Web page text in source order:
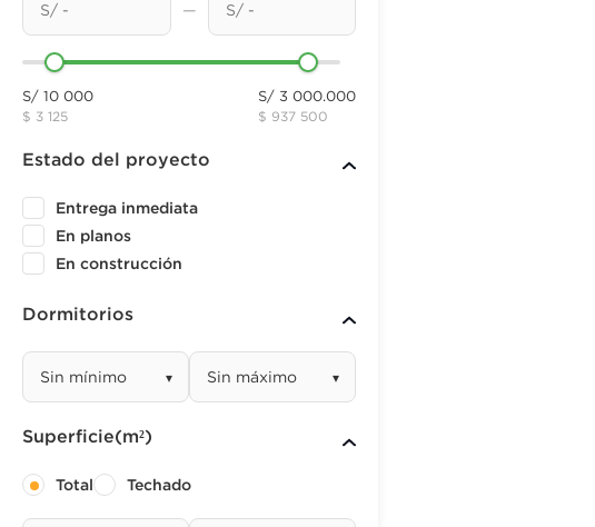
—
S/ 10 000
$ 3 125
S/ 3 000.000
$ 937 500
Estado del proyecto
Entrega inmediata
En planos
En construcción
Dormitorios
▾ ▾
Superficie(m²)
Total Techado